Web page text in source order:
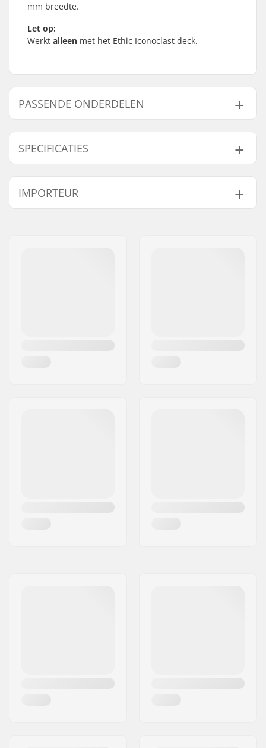
mm breedte.
Let op:
Werkt alleen met het Ethic Iconoclast deck.
PASSENDE ONDERDELEN
Vind producten die samen gaan met Ethic DTC 12
STD Nylon Step Rem:
SPECIFICATIES
Wieldiameter:
120mm, 125mm
Rem type:
Brake mounting bolt:
Inclusief
IMPORTEUR